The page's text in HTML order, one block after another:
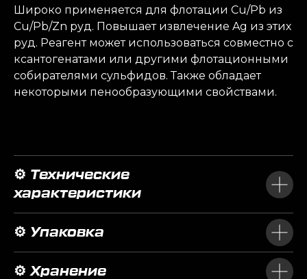
Широко применяется для флотации Cu/Pb из
Cu/Pb/Zn руд. Повышает извлечение Ag из этих
руд. Реагент может использоваться совместно с
ксантогенатами или другими флотационными
собирателями сульфидов. Также обладает
некоторыми пенообразующими свойствами.
⚙️ Технические
характеристики
⚙️ Упаковка
⚙️ Хранение